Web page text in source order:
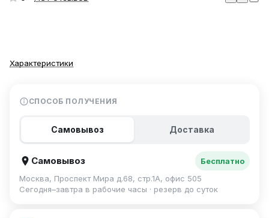
Характеристики
СПОСОБ ПОЛУЧЕНИЯ
Самовывоз Доставка
Самовывоз
Бесплатно
Москва, Проспект Мира д.68, стр.1А, офис 505
Сегодня–завтра в рабочие часы · резерв до суток